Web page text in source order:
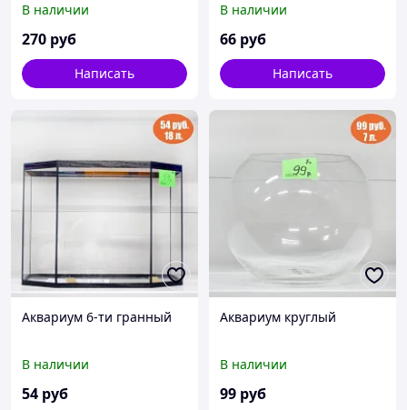
В наличии
270 руб
Написать
В наличии
66 руб
Написать
Аквариум 6-ти гранный
В наличии
54 руб
Аквариум круглый
В наличии
99 руб